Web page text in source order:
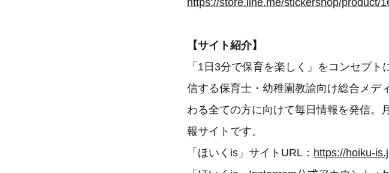
https://store.line.me/stickershop/product/
【サイト紹介】
「1日3分で保育を楽しく」をコンセプ
信する保育士・幼稚園教諭向け総合メデ
わる全ての方に向けて毎日情報を発信。
報サイトです。
「ほいくis」サイトURL： https://hoiku-